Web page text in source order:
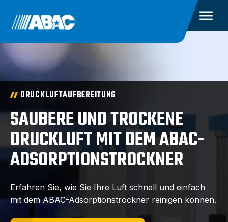
DRUCKLUFTAUFBEREITUNG
SAUBERE UND TROCKENE
DRUCKLUFT MIT DEM ABAC-
ADSORPTIONSTROCKNER
Erfahren Sie, wie Sie Ihre Luft schnell und einfach
mit dem ABAC-Adsorptionstrockner reinigen können.